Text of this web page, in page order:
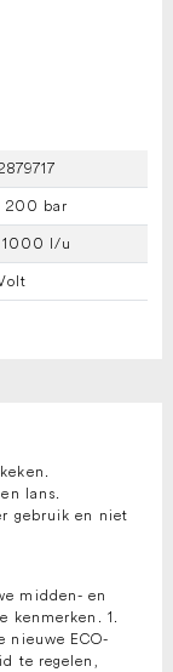
200 bar
1000 l/u
lans.
gebruik en niet
midden- en
kenmerken. 1.
nieuwe ECO-
te regelen,